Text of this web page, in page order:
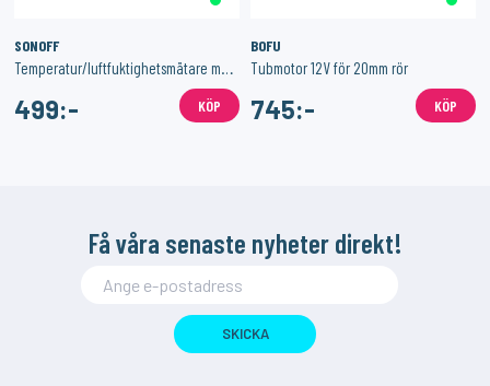
SONOFF
Temperatur/luftfuktighetsmätare med Zigbee 3-Pack
499:- KÖP
BOFU
Tubmotor 12V för 20mm rör
745:- KÖP
Få våra senaste nyheter direkt!
SKICKA